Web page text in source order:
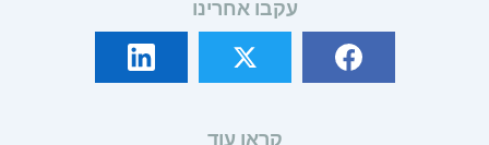
עקבו אחרינו
קראו עוד